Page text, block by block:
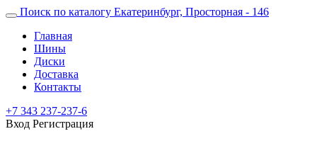
Поиск по каталогу Екатеринбург, Просторная - 146
Главная
Шины
Диски
Доставка
Контакты
+7 343 237-237-6
Вход Регистрация